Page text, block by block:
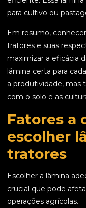
para cultivo ou
Em resumo,
tratores e suas
maximizar a eficácia
lâmina certa para
a produtividade,
com o solo e as
Fatores a
escolher
tratores
Escolher a lâmina
crucial que pode
operações agrícolas.